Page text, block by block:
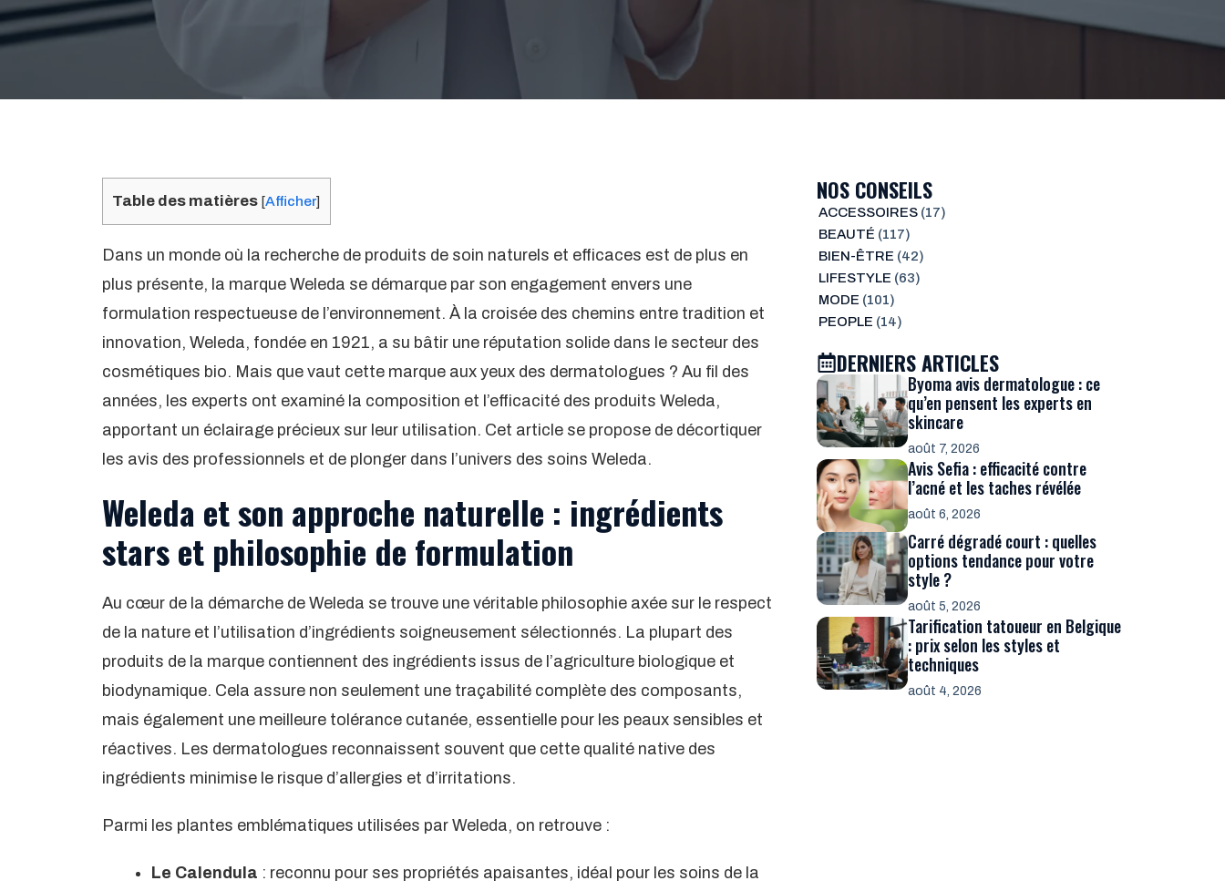
Table des matières [Afficher]
Dans un monde où la recherche de produits de soin naturels et efficaces est de plus en
plus présente, la marque Weleda se démarque par son engagement envers une
formulation respectueuse de l’environnement. À la croisée des chemins entre tradition et
innovation, Weleda, fondée en 1921, a su bâtir une réputation solide dans le secteur des
cosmétiques bio. Mais que vaut cette marque aux yeux des dermatologues ? Au fil des
années, les experts ont examiné la composition et l’efficacité des produits Weleda,
apportant un éclairage précieux sur leur utilisation. Cet article se propose de décortiquer
les avis des professionnels et de plonger dans l’univers des soins Weleda.
Weleda et son approche naturelle : ingrédients
stars et philosophie de formulation
Au cœur de la démarche de Weleda se trouve une véritable philosophie axée sur le respect
de la nature et l’utilisation d’ingrédients soigneusement sélectionnés. La plupart des
produits de la marque contiennent des ingrédients issus de l’agriculture biologique et
biodynamique. Cela assure non seulement une traçabilité complète des composants,
mais également une meilleure tolérance cutanée, essentielle pour les peaux sensibles et
réactives. Les dermatologues reconnaissent souvent que cette qualité native des
ingrédients minimise le risque d’allergies et d’irritations.
Parmi les plantes emblématiques utilisées par Weleda, on retrouve :
Le Calendula : reconnu pour ses propriétés apaisantes, idéal pour les soins de la
NOS CONSEILS
ACCESSOIRES(17)
BEAUTÉ (117)
BIEN-ÊTRE (42)
LIFESTYLE (63)
MODE (101)
PEOPLE (14)
DERNIERS ARTICLES
Byoma avis dermatologue : ce
qu’en pensent les experts en
skincare
août 7, 2026
Avis Sefia : efficacité contre
l’acné et les taches révélée
août 6, 2026
Carré dégradé court : quelles
options tendance pour votre
style ?
août 5, 2026
Tarification tatoueur en Belgique
: prix selon les styles et
techniques
août 4, 2026